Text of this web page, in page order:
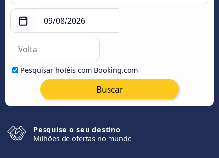
Pesquisar hotéis com Booking.com
Buscar
Pesquise o seu destino
Milhões de ofertas no mundo